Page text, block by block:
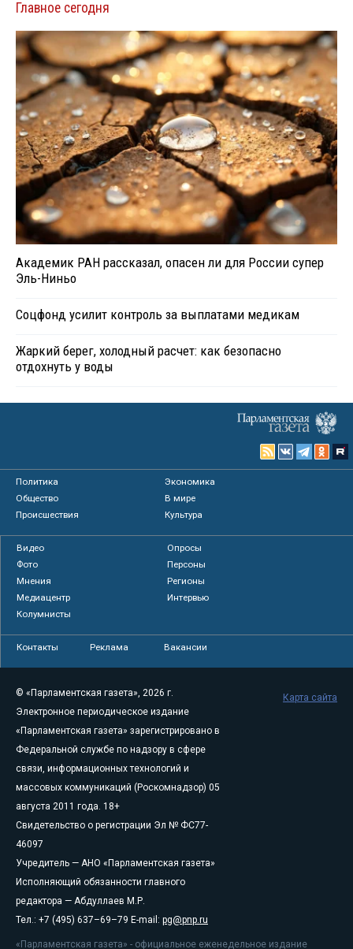
Главное сегодня
Академик РАН рассказал, опасен ли для России супер
Эль-Ниньо
Соцфонд усилит контроль за выплатами медикам
Жаркий берег, холодный расчет: как безопасно
отдохнуть у воды
Политика
Экономика
Общество
В мире
Происшествия
Культура
Видео
Опросы
Фото
Персоны
Мнения
Регионы
Медиацентр
Интервью
Колумнисты
Контакты Реклама Вакансии
© «Парламентская газета», 2026 г.
Электронное периодическое издание
«Парламентская газета» зарегистрировано в
Федеральной службе по надзору в сфере
связи, информационных технологий и
массовых коммуникаций (Роскомнадзор) 05
августа 2011 года. 18+
Свидетельство о регистрации Эл № ФС77-
46097
Учредитель — АНО «Парламентская газета»
Исполняющий обязанности главного
редактора — Абдуллаев М.Р.
Тел.: +7 (495) 637–69–79 E-mail: pg@pnp.ru
«Парламентская газета» - официальное еженедельное издание
Карта сайта